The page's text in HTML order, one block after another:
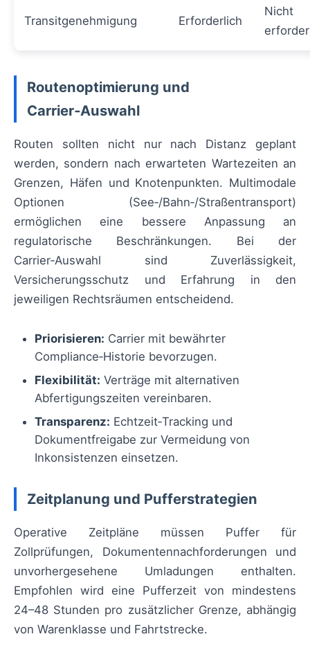
Transitgenehmigung Erforderlich
Nicht
Routenoptimierung und
Carrier‑Auswahl
Routen sollten nicht nur nach Distanz geplant
werden, sondern nach erwarteten Wartezeiten an
Grenzen, Häfen und Knotenpunkten. Multimodale
Optionen (See‑/Bahn‑/Straßentransport)
ermöglichen eine bessere Anpassung an
regulatorische Beschränkungen. Bei der
Carrier‑Auswahl sind Zuverlässigkeit,
Versicherungsschutz und Erfahrung in den
jeweiligen Rechtsräumen entscheidend.
Priorisieren: Carrier mit bewährter
Compliance‑Historie bevorzugen.
Flexibilität: Verträge mit alternativen
Abfertigungszeiten vereinbaren.
Transparenz: Echtzeit‑Tracking und
Dokumentfreigabe zur Vermeidung von
Inkonsistenzen einsetzen.
Zeitplanung und Pufferstrategien
Operative Zeitpläne müssen Puffer für
Zollprüfungen, Dokumentennachforderungen und
unvorhergesehene Umladungen enthalten.
Empfohlen wird eine Pufferzeit von mindestens
24–48 Stunden pro zusätzlicher Grenze, abhängig
von Warenklasse und Fahrtstrecke.